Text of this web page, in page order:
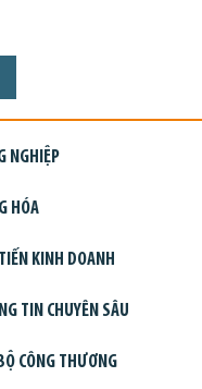
NGHIỆP
HÓA
KINH DOANH
TIN CHUYÊN SÂU
CÔNG THƯƠNG